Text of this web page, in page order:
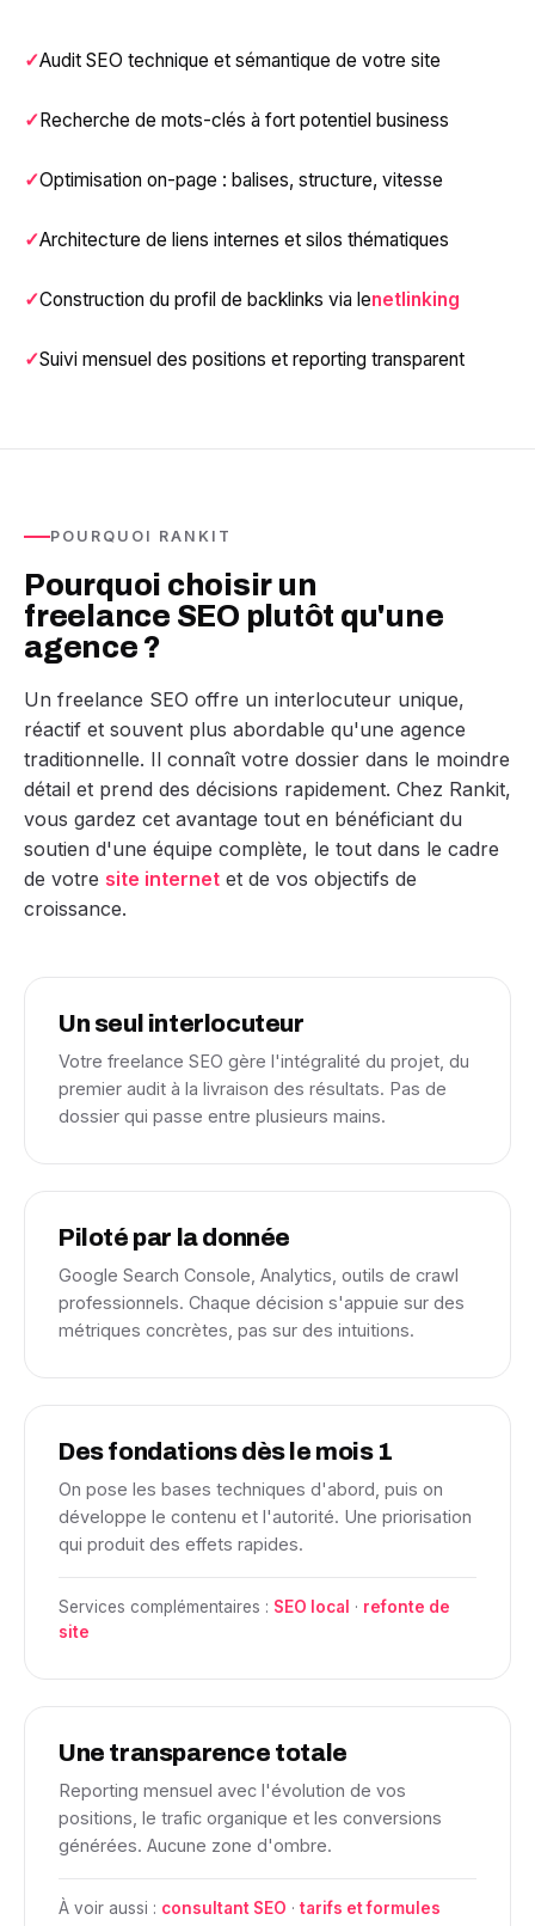
Audit SEO technique et sémantique de votre site
Recherche de mots-clés à fort potentiel business
Optimisation on-page : balises, structure, vitesse
Architecture de liens internes et silos thématiques
Construction du profil de backlinks via lenetlinking
Suivi mensuel des positions et reporting transparent
POURQUOI RANKIT
Pourquoi choisir un
freelance SEO plutôt qu'une
agence ?
Un freelance SEO offre un interlocuteur unique,
réactif et souvent plus abordable qu'une agence
traditionnelle. Il connaît votre dossier dans le moindre
détail et prend des décisions rapidement. Chez Rankit,
vous gardez cet avantage tout en bénéficiant du
soutien d'une équipe complète, le tout dans le cadre
de votre site internet et de vos objectifs de
croissance.
Un seul interlocuteur
Votre freelance SEO gère l'intégralité du projet, du
premier audit à la livraison des résultats. Pas de
dossier qui passe entre plusieurs mains.
Piloté par la donnée
Google Search Console, Analytics, outils de crawl
professionnels. Chaque décision s'appuie sur des
métriques concrètes, pas sur des intuitions.
Des fondations dès le mois 1
On pose les bases techniques d'abord, puis on
développe le contenu et l'autorité. Une priorisation
qui produit des effets rapides.
Services complémentaires : SEO local · refonte de
site
Une transparence totale
Reporting mensuel avec l'évolution de vos
positions, le trafic organique et les conversions
générées. Aucune zone d'ombre.
À voir aussi : consultant SEO · tarifs et formules